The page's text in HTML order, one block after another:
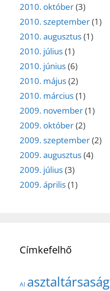
2010. október(3)
2010. szeptember(1)
2010. augusztus(1)
2010. július(1)
2010. június(6)
2010. május(2)
2010. március(1)
2009. november(1)
2009. október(2)
2009. szeptember(2)
2009. augusztus(4)
2009. július(3)
2009. április(1)
Címkefelhő
AI asztaltársaság